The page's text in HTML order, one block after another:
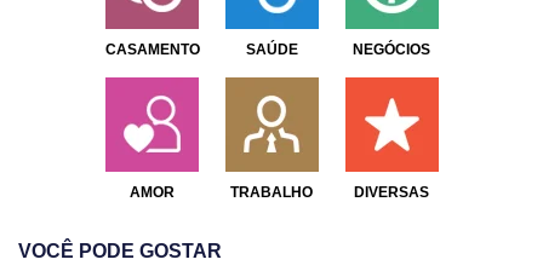
CASAMENTO SAÚDE NEGÓCIOS
AMOR TRABALHO DIVERSAS
VOCÊ PODE GOSTAR